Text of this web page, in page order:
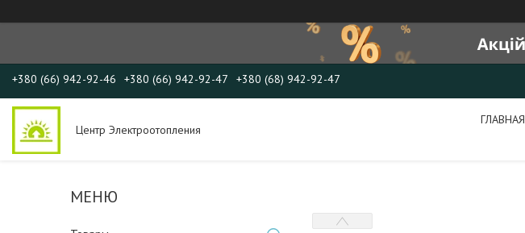
+380 (66) 942-92-46 +380 (66) 942-92-47 +380 (68) 942-92-47
Центр Электроотопления
ГЛАВНАЯ